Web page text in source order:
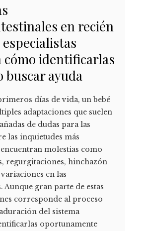
en recién
cómo identificarlas
buscar ayuda
días de vida, un bebé
adaptaciones que suelen
de dudas para las
las inquietudes más
molestias como
regurgitaciones, hinchazón
en las
Aunque gran parte de estas
corresponde al proceso
del sistema
oportunamente